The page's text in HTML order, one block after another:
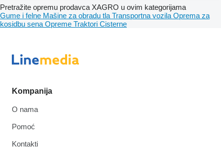
Pretražite opremu prodavca XAGRO u ovim kategorijama
Gume i felne Mašine za obradu tla Transportna vozila Oprema za
kosidbu sena Opreme Traktori Cisterne
Kompanija
O nama
Pomoć
Kontakti